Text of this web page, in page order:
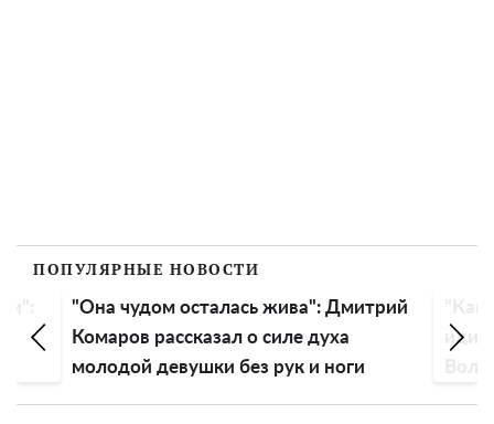
ПОПУЛЯРНЫЕ НОВОСТИ
"Она чудом осталась жива": Дмитрий
Комаров рассказал о силе духа
молодой девушки без рук и ноги